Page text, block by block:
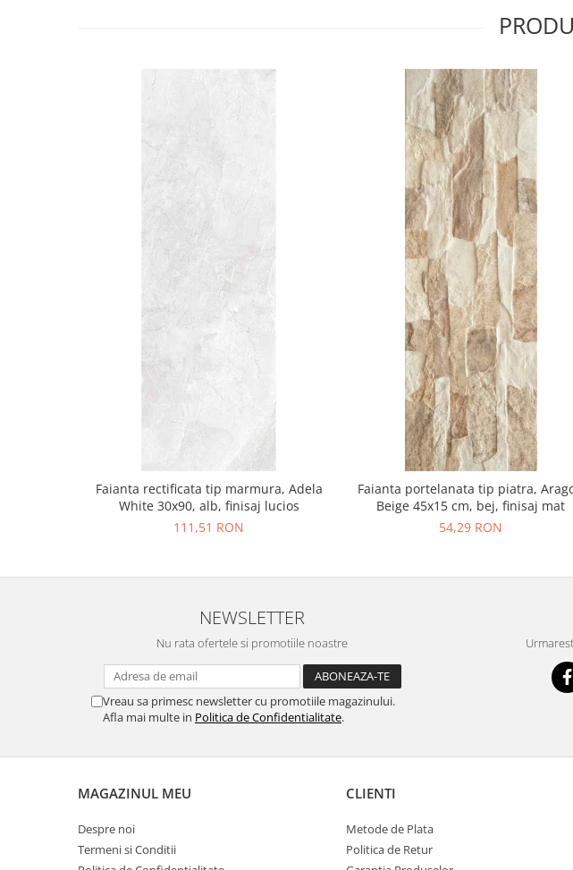
Faianta rectificata tip marmura, Adela
White 30x90, alb, finisaj lucios
111,51 RON
Faianta portelanata tip piatra,
Beige 45x15 cm, bej, finisaj mat
54,29 RON
NEWSLETTER
Nu rata ofertele si promotiile noastre
Vreau sa primesc newsletter cu promotiile magazinului.
Afla mai multe in Politica de Confidentialitate.
MAGAZINUL MEU
Despre noi
Termeni si Conditii
CLIENTI
Metode de Plata
Politica de Retur